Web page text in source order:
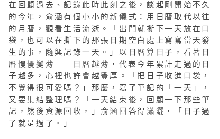
在回顧過去、記錄此時此刻之後，談起剛開始不久
的今年，俞涵有個小小的新儀式：用日曆取代以往
的月曆，觀看生活流逝。「出門就撕下一天放在口
袋，也可以在撕下的那張日期空白處上寫寫當天發
生的事，隨興記錄一天。」以日曆算日子，看著日
曆慢慢變薄——日曆越薄，代表今年累計走過的日
子越多，心裡也許會越豐厚。「把日子收進口袋，
不覺得很可愛嗎？」那麼，寫了筆記的「一天」，
又要集結整理嗎？「一天結束後，回顧一下那些筆
記，然後資源回收，」俞涵回答得瀟灑，「日子過
了就是過了。」